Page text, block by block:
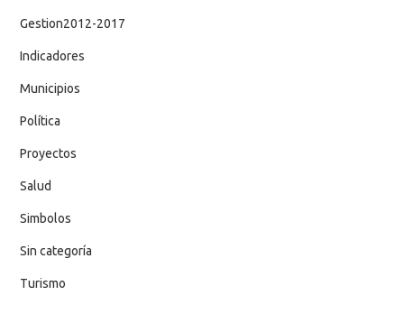
Gestion2012-2017
Indicadores
Municipios
Política
Proyectos
Salud
Simbolos
Sin categoría
Turismo